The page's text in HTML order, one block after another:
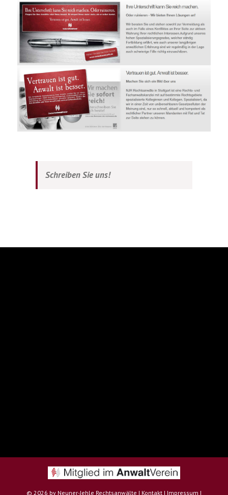
Schreiben Sie uns!
© 2026 by Neuner-Jehle Rechtsanwälte | Kontakt | Impressum |